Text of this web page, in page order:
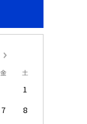
金 土
1
7
8